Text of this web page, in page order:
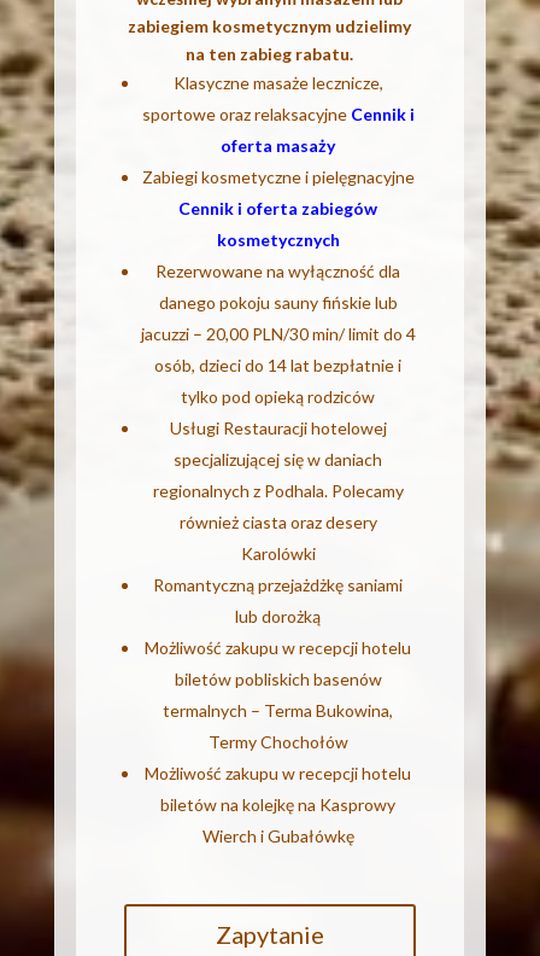
zabiegiem kosmetycznym udzielimy
na ten zabieg rabatu.
Klasyczne masaże lecznicze,
sportowe oraz relaksacyjne Cennik i
oferta masaży
Zabiegi kosmetyczne i pielęgnacyjne
Cennik i oferta zabiegów
kosmetycznych
Rezerwowane na wyłączność dla
danego pokoju sauny fińskie lub
jacuzzi – 20,00 PLN/30 min/ limit do 4
osób, dzieci do 14 lat bezpłatnie i
tylko pod opieką rodziców
Usługi Restauracji hotelowej
specjalizującej się w daniach
regionalnych z Podhala. Polecamy
również ciasta oraz desery
Karolówki
Romantyczną przejażdżkę saniami
lub dorożką
Możliwość zakupu w recepcji hotelu
biletów pobliskich basenów
termalnych – Terma Bukowina,
Termy Chochołów
Możliwość zakupu w recepcji hotelu
biletów na kolejkę na Kasprowy
Wierch i Gubałówkę
Zapytanie